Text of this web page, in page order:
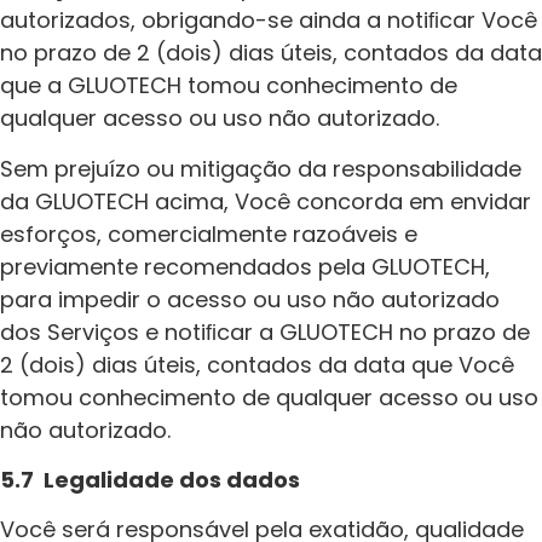
autorizados, obrigando-se ainda a notiﬁcar Você
no prazo de 2 (dois) dias úteis, contados da data
que a GLUOTECH tomou conhecimento de
qualquer acesso ou uso não autorizado.
Sem prejuízo ou mitigação da responsabilidade
da GLUOTECH acima, Você concorda em envidar
esforços, comercialmente razoáveis e
previamente recomendados pela GLUOTECH,
para impedir o acesso ou uso não autorizado
dos Serviços e notiﬁcar a GLUOTECH no prazo de
2 (dois) dias úteis, contados da data que Você
tomou conhecimento de qualquer acesso ou uso
não autorizado.
5.7 Legalidade dos dados
Você será responsável pela exatidão, qualidade